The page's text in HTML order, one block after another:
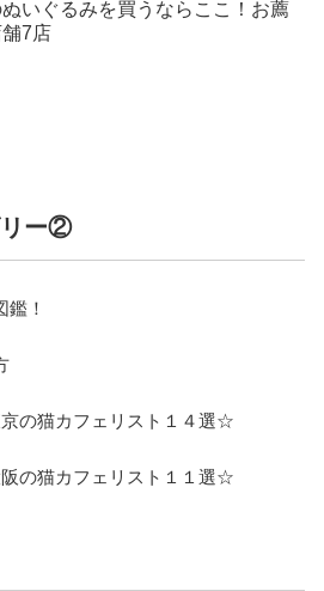
いぐるみを買うならここ！お薦
7店
リー②
！
の猫カフェリスト１４選☆
の猫カフェリスト１１選☆